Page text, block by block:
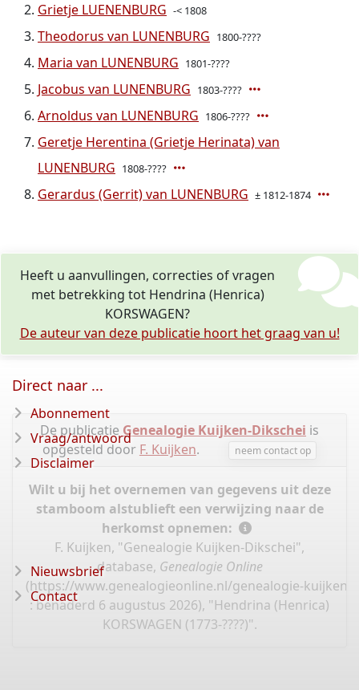
Grietje LUENENBURG -< 1808
Theodorus van LUNENBURG 1800-????
Maria van LUNENBURG 1801-????
Jacobus van LUNENBURG 1803-????
Arnoldus van LUNENBURG 1806-????
Geretje Herentina (Grietje Herinata) van
LUNENBURG 1808-????
Gerardus (Gerrit) van LUNENBURG ± 1812-1874
Heeft u aanvullingen, correcties of vragen
met betrekking tot Hendrina (Henrica)
KORSWAGEN?
De auteur van deze publicatie hoort het graag van u!
De publicatie Genealogie Kuijken-Dikschei is
opgesteld door F. Kuijken. neem contact op
Wilt u bij het overnemen van gegevens uit deze
stamboom alstublieft een verwijzing naar de
herkomst opnemen:
F. Kuijken, "Genealogie Kuijken-Dikschei",
database, Genealogie Online
(https://www.genealogieonline.nl/genealogie-kuijken-
: benaderd 6 augustus 2026), "Hendrina (Henrica)
KORSWAGEN (1773-????)".
Direct naar ...
Abonnement
Vraag/antwoord
Disclaimer
Nieuwsbrief
Contact